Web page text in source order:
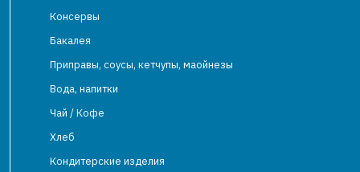
Консервы
Бакалея
Приправы, соусы, кетчупы, маойнезы
Вода, напитки
Чай / Кофе
Хлеб
Кондитерские изделия